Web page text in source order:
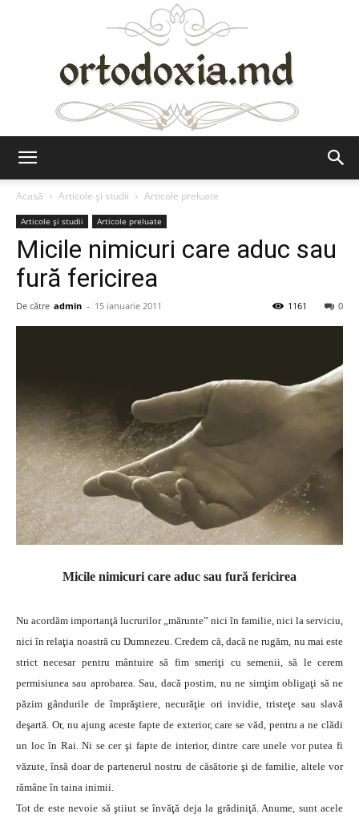
Acasă
Articole şi studii Articole preluate
Articole şi studii Articole preluate
Micile nimicuri care aduc sau
fură fericirea
De către admin - 15 ianuarie 2011 0
1161
Micile nimicuri care aduc sau fură fericirea
Nu acordăm importanţă lucrurilor „mărunte” nici în familie, nici la serviciu,
nici în relaţia noastră cu Dumnezeu. Credem că, dacă ne rugăm, nu mai este
strict necesar pentru mântuire să fim smeriţi cu semenii, să le cerem
permisiunea sau aprobarea. Sau, dacă postim, nu ne simţim obligaţi să ne
păzim gândurile de împrăştiere, necurăţie ori invidie, tristeţe sau slavă
deşartă. Or, nu ajung aceste fapte de exterior, care se văd, pentru a ne clădi
un loc în Rai. Ni se cer şi fapte de interior, dintre care unele vor putea fi
văzute, însă doar de partenerul nostru de căsătorie şi de familie, altele vor
rămâne în taina inimii.
Tot de este nevoie să ştiiut se învăţă deja la grădiniţă. Anume, sunt acele